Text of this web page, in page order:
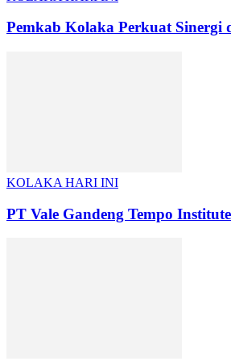
Pemkab Kolaka Perkuat Sinergi
KOLAKA HARI INI
PT Vale Gandeng Tempo